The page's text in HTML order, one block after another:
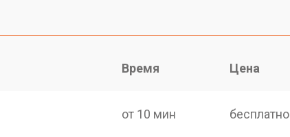
Время Цена
от 10 мин бесплатно